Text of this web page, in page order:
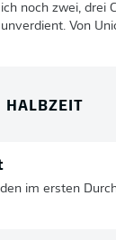
noch zwei, drei
Von
HALBZEIT
im ersten